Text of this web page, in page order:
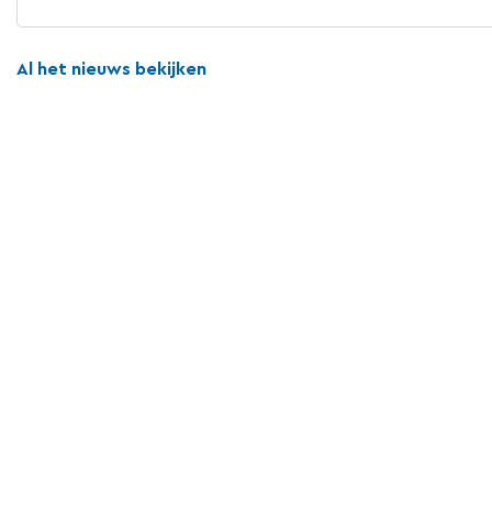
Al het nieuws bekijken